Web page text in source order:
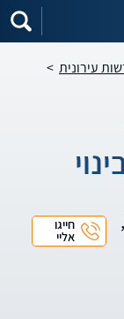
עירונית >
חייגו
אליי